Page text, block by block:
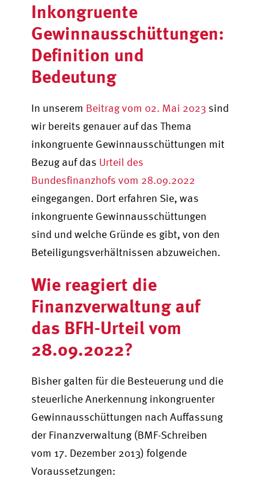
Inkongruente
Gewinnausschüttungen:
Definition und
Bedeutung
In unserem Beitrag vom 02. Mai 2023 sind
wir bereits genauer auf das Thema
inkongruente Gewinnausschüttungen mit
Bezug auf das Urteil des
Bundesfinanzhofs vom 28.09.2022
eingegangen. Dort erfahren Sie, was
inkongruente Gewinnausschüttungen
sind und welche Gründe es gibt, von den
Beteiligungsverhältnissen abzuweichen.
Wie reagiert die
Finanzverwaltung auf
das BFH-Urteil vom
28.09.2022?
Bisher galten für die Besteuerung und die
steuerliche Anerkennung inkongruenter
Gewinnausschüttungen nach Auffassung
der Finanzverwaltung (BMF-Schreiben
vom 17. Dezember 2013) folgende
Voraussetzungen: